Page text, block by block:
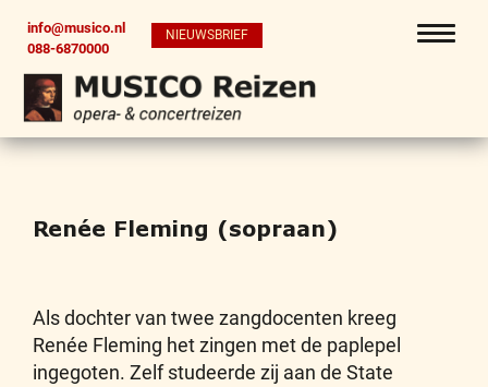
info@musico.nl
088-6870000
NIEUWSBRIEF
Renée Fleming (sopraan)
Als dochter van twee zangdocenten kreeg
Renée Fleming het zingen met de paplepel
ingegoten. Zelf studeerde zij aan de State